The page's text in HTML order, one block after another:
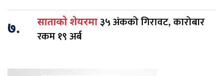
७. साताको शेयरमा३५ अंकको गिरावट, कारोबार
रकम १९ अर्ब